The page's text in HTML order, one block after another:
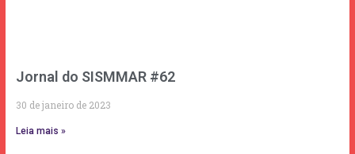
Jornal do SISMMAR #62
30 de janeiro de 2023
Leia mais »